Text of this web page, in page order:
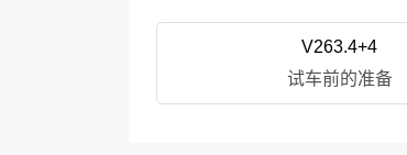
V263.4+4
试车前的准备